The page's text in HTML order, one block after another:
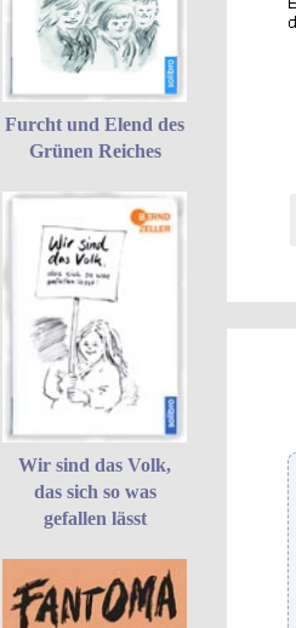
Furcht und Elend des
Grünen Reiches
Wir sind das Volk,
das sich so was
gefallen lässt